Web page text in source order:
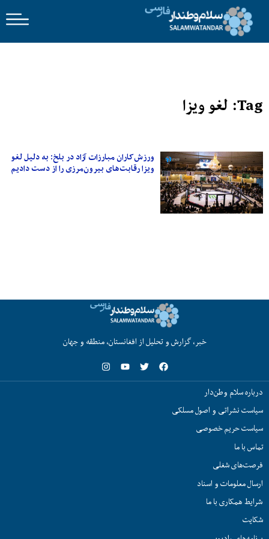
Tag: لغو ویزا
ورزش‌کاران مبارزات آزاد در بلخ: به دلیل لغو
ویزا رقابت‌های بیرون‌مرزی را از دست دادیم
خبر، گزارش و تحلیل از افغانستان، منطقه و جهان
درباره سلام وطن‌دار
سیاست نشراتی و اصول مسلکی
سیاست حریم خصوصی
تماس با ما
فرصت‌های شغلی
ارسال معلومات و اسناد
شرایط همکاری با ما
شکایت